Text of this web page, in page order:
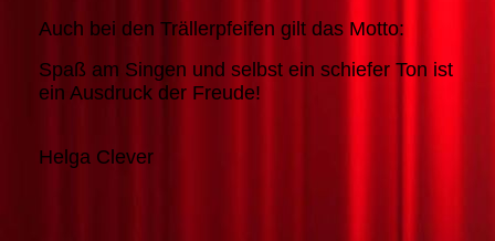
Auch bei den Trällerpfeifen gilt das Motto:
Spaß am Singen und selbst ein schiefer Ton ist
ein Ausdruck der Freude!
Helga Clever